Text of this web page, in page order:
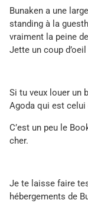
Bunaken a une
standing à la
vraiment la peine
Jette un coup
Si tu veux louer un
Agoda qui est
C’est un peu le
cher.
Je te laisse faire
hébergements de